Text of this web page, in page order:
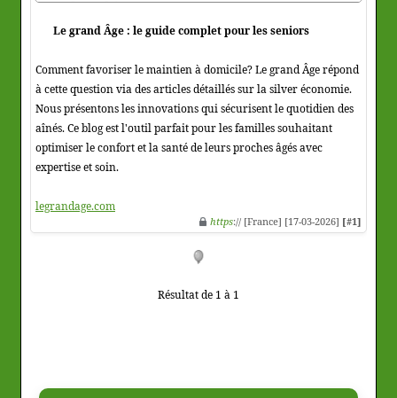
Le grand Âge : le guide complet pour les seniors
Comment favoriser le maintien à domicile? Le grand Âge répond
à cette question via des articles détaillés sur la silver économie.
Nous présentons les innovations qui sécurisent le quotidien des
aînés. Ce blog est l'outil parfait pour les familles souhaitant
optimiser le confort et la santé de leurs proches âgés avec
expertise et soin.
legrandage.com
https:// [France] [17-03-2026] [#1]
Résultat de 1 à 1